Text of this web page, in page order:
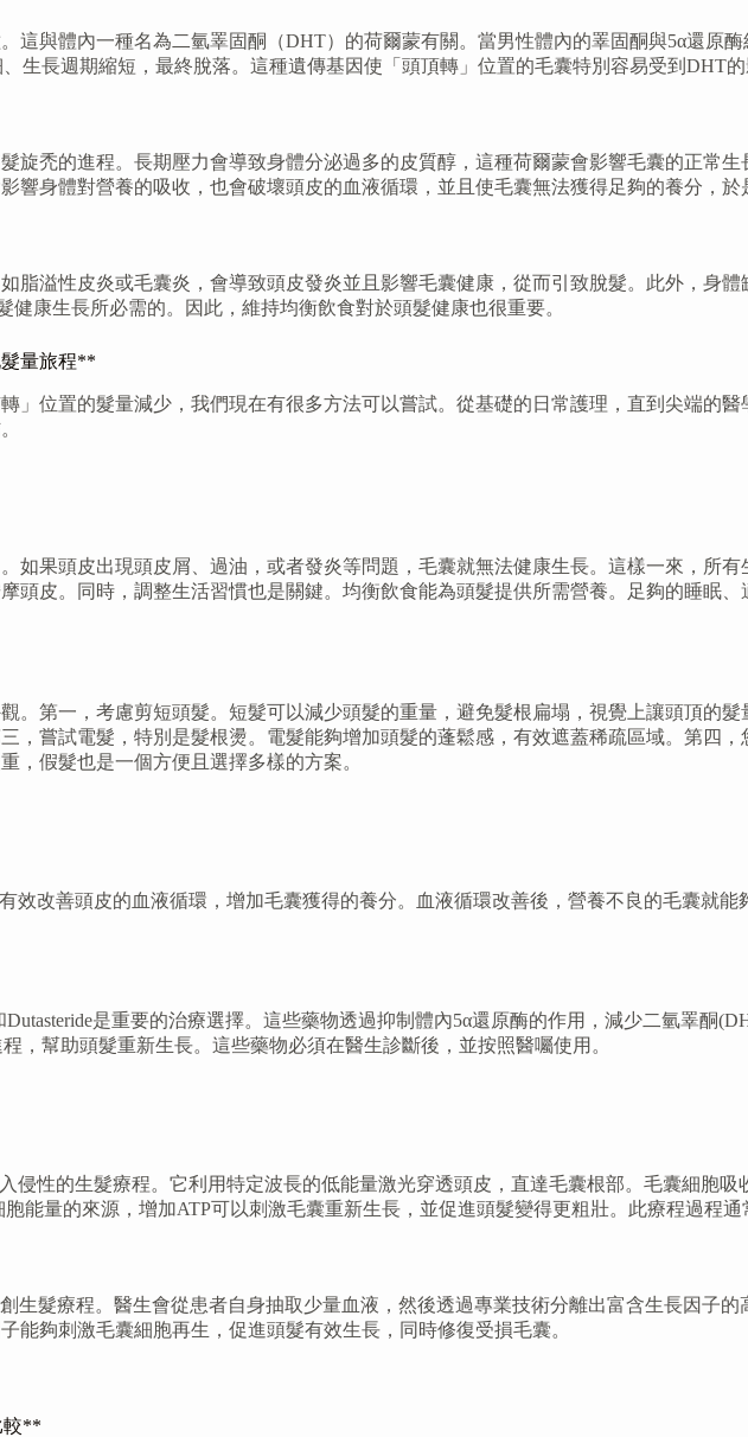
這與體內一種名為二氫睪固酮（DHT）的荷爾蒙有關。當男性體內的睪固酮與5α還原
生長週期縮短，最終脫落。這種遺傳基因使「頭頂轉」位置的毛囊特別容易受到DHT的
旋禿的進程。長期壓力會導致身體分泌過多的皮質醇，這種荷爾蒙會影響毛囊的正常
響身體對營養的吸收，也會破壞頭皮的血液循環，並且使毛囊無法獲得足夠的養分，於
脂溢性皮炎或毛囊炎，會導致頭皮發炎並且影響毛囊健康，從而引致脫髮。此外，身
康生長所必需的。因此，維持均衡飲食對於頭髮健康也很重要。
量旅程**
」位置的髮量減少，我們現在有很多方法可以嘗試。從基礎的日常護理，直到尖端的
如果頭皮出現頭皮屑、過油，或者發炎等問題，毛囊就無法健康生長。這樣一來，所
頭皮。同時，調整生活習慣也是關鍵。均衡飲食能為頭髮提供所需營養。足夠的睡眠
。第一，考慮剪短頭髮。短髮可以減少頭髮的重量，避免髮根扁塌，視覺上讓頭頂的
，嘗試電髮，特別是髮根燙。電髮能夠增加頭髮的蓬鬆感，有效遮蓋稀疏區域。第四，
，假髮也是一個方便且選擇多樣的方案。
效改善頭皮的血液循環，增加毛囊獲得的養分。血液循環改善後，營養不良的毛囊就
是重要的治療選擇。這些藥物透過抑制體內5α還原酶的作用，減少二氫睪酮
，幫助頭髮重新生長。這些藥物必須在醫生診斷後，並按照醫囑使用。
侵性的生髮療程。它利用特定波長的低能量激光穿透頭皮，直達毛囊根部。毛囊細胞
能量的來源，增加ATP可以刺激毛囊重新生長，並促進頭髮變得更粗壯。此療程過程通
創生髮療程。醫生會從患者自身抽取少量血液，然後透過專業技術分離出富含生長因子
能夠刺激毛囊細胞再生，促進頭髮有效生長，同時修復受損毛囊。
較**